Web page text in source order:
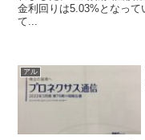
金利回りは5.03%となって
て...
アル